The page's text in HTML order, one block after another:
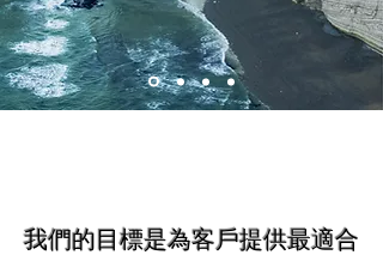
我們的目標是為客戶提供最適合